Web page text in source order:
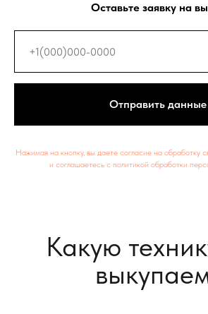
Оставьте заявку на
Отправить данные
Нажимая на кнопку, вы даете согласие на обработку
и соглашаетесь c политикой обработки
Автомобили
Снегоходы